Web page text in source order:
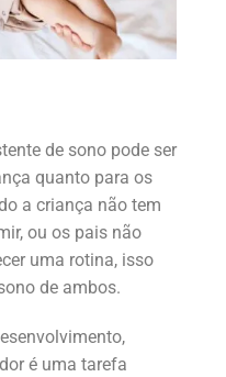
de sono pode ser
quanto para os
a criança não tem
ou os pais não
uma rotina, isso
de ambos.
é uma tarefa